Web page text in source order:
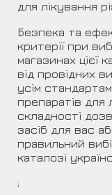
для лікування
Безпека та
критерії при
магазинах цієї
від провідних
усім
препаратів для
складності
засіб для вас
правильний
каталозі
;